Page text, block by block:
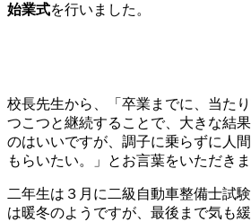
始業式を行いました。
校長先生から、「卒業までに、当た
つこつと継続することで、大きな結
のはいいですが、調子に乗らずに人
もらいたい。」とお言葉をいただきま
二年生は３月に二級自動車整備士試
は暖冬のようですが、最後まで気も